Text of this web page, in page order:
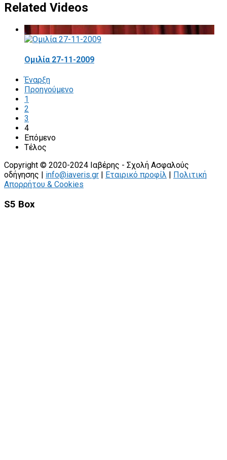
Related Videos
Ομιλία 27-11-2009
Έναρξη
Προηγούμενο
1
2
3
4
Επόμενο
Τέλος
Copyright © 2020-2024 Ιαβέρης - Σχολή Ασφαλούς
οδήγησης | info@iaveris.gr Εταιρικό προφίλ
Πολιτική
Απορρήτου & Cookies
S5 Box